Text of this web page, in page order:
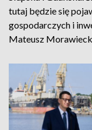
tutaj będzie się
gospodarczych i
Mateusz